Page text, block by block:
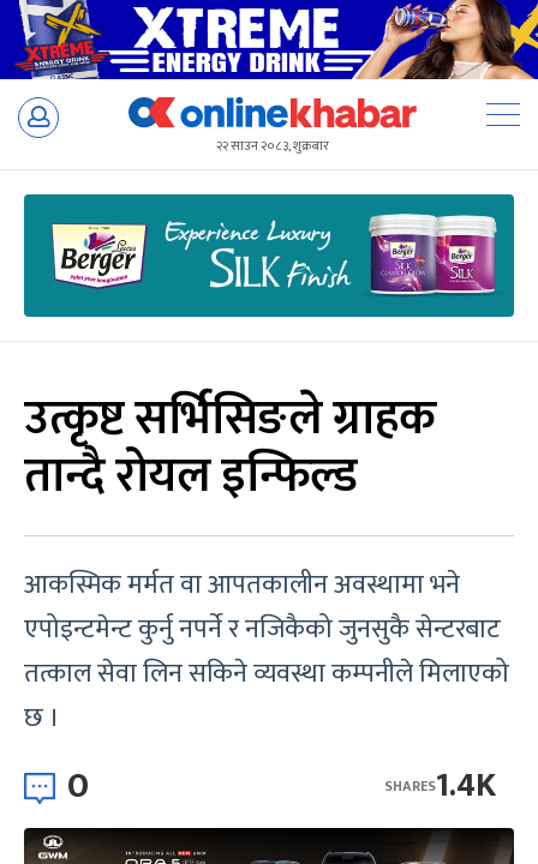
Skip
२२ साउन २०८३, शुक्रबार
उत्कृष्ट सर्भिसिङले ग्राहक
तान्दै रोयल इन्फिल्ड
आकस्मिक मर्मत वा आपतकालीन अवस्थामा भने
एपोइन्टमेन्ट कुर्नु नपर्ने र नजिकैको जुनसुकै सेन्टरबाट
तत्काल सेवा लिन सकिने व्यवस्था कम्पनीले मिलाएको
छ ।
0 1.4K
SHARES